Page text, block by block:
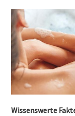
Wissenswerte